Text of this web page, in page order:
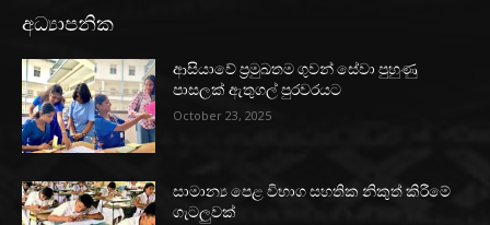
අධ්‍යාපනික
ආසියාවේ ප්‍රමුඛතම ගුවන් සේවා පුහුණු
පාසලක් ඇතුගල් පුරවරයට
October 23, 2025
සාමාන්‍ය පෙළ විභාග සහතික නිකුත් කිරීමේ
ගැටලුවක්